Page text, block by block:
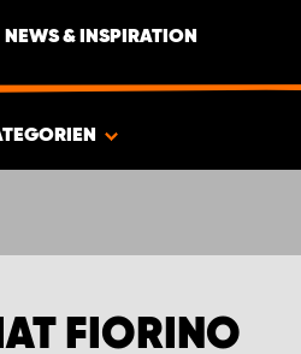
NEWS & INSPIRATION
FIORINO